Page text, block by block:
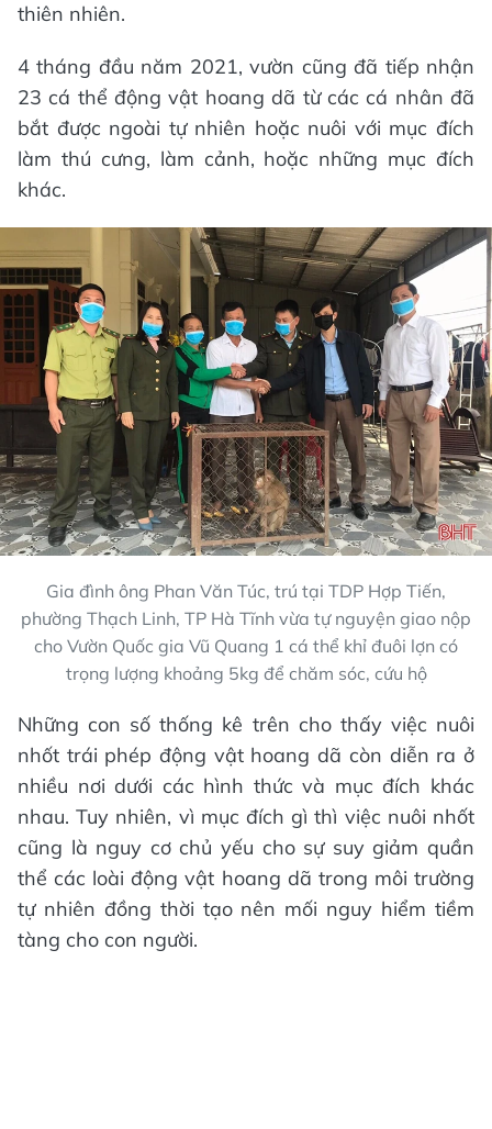
thiên nhiên.
4 tháng đầu năm 2021, vườn cũng đã tiếp nhận
23 cá thể động vật hoang dã từ các cá nhân đã
bắt được ngoài tự nhiên hoặc nuôi với mục đích
làm thú cưng, làm cảnh, hoặc những mục đích
khác.
Gia đình ông Phan Văn Túc, trú tại TDP Hợp Tiến,
phường Thạch Linh, TP Hà Tĩnh vừa tự nguyện giao nộp
cho Vườn Quốc gia Vũ Quang 1 cá thể khỉ đuôi lợn có
trọng lượng khoảng 5kg để chăm sóc, cứu hộ
Những con số thống kê trên cho thấy việc nuôi
nhốt trái phép động vật hoang dã còn diễn ra ở
nhiều nơi dưới các hình thức và mục đích khác
nhau. Tuy nhiên, vì mục đích gì thì việc nuôi nhốt
cũng là nguy cơ chủ yếu cho sự suy giảm quần
thể các loài động vật hoang dã trong môi trường
tự nhiên đồng thời tạo nên mối nguy hiểm tiềm
tàng cho con người.